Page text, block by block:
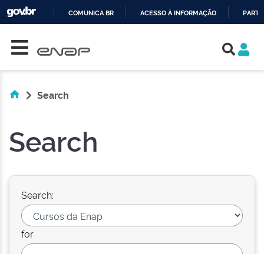
COMUNICA BR ACESSO À INFORMAÇÃO
Search
Search
Search:
for